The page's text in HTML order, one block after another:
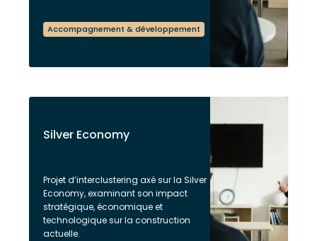
Accompagnement & développement
Silver Economy
Projet d’interclustering axé sur la Silver
Economy, examinant son impact
stratégique, économique et
technologique sur la construction
actuelle.